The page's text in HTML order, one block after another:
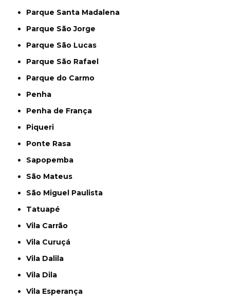
Parque Santa Madalena
Parque São Jorge
Parque São Lucas
Parque São Rafael
Parque do Carmo
Penha
Penha de França
Piqueri
Ponte Rasa
Sapopemba
São Mateus
São Miguel Paulista
Tatuapé
Vila Carrão
Vila Curuçá
Vila Dalila
Vila Dila
Vila Esperança